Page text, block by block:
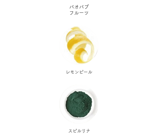
バオバブ
​フルーツ
レモンピール
スピルリナ